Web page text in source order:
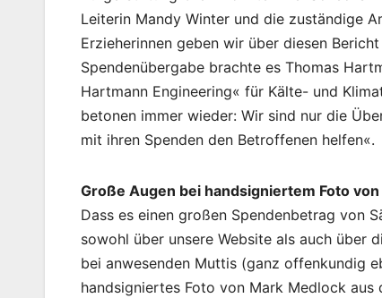
Leiterin Mandy Winter und die zuständige
Erzieherinnen geben wir über diesen
Spendenübergabe brachte es Thomas
Hartmann Engineering« für Kälte- und
betonen immer wieder: Wir sind nur die
mit ihren Spenden den Betroffenen helfen«.
Große Augen bei handsigniertem Foto
Dass es einen großen Spendenbetrag von
sowohl über unsere Website als auch über
bei anwesenden Muttis (ganz offenkundig
handsigniertes Foto von Mark Medlock